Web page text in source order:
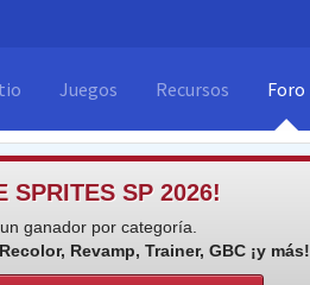
Juegos Recursos Foro
SPRITES SP 2026!
ganador por categoría.
Recolor, Revamp, Trainer, GBC ¡y más!